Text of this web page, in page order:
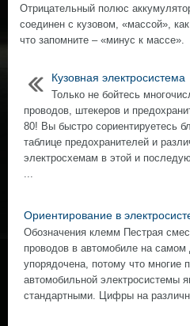
Отрицательный полюс
соединен с кузовом, «массой»,
что запомните – «минус к массе».
Кузовная электросистема
Только не бойтесь
проводов, штекеров и
80! Вы быстро сориентируетесь
таблице предохранителей и
электросхемам в этой и
...
Ориентирование в
Обозначения клемм Пестрая
проводов в автомобиле на самом
упорядочена, потому что многие
автомобильной электросистемы
стандартными. Цифры на